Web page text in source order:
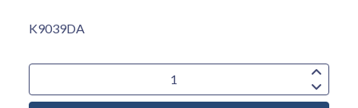
K9039DA